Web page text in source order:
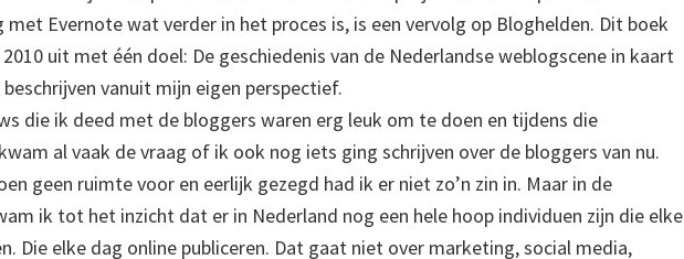
met Evernote wat verder in het proces is, is een vervolg op Bloghelden. Dit boek
uit met één doel: De geschiedenis van de Nederlandse weblogscene in kaart
beschrijven vanuit mijn eigen perspectief.
die ik deed met de bloggers waren erg leuk om te doen en tijdens die
al vaak de vraag of ik ook nog iets ging schrijven over de bloggers van nu.
geen ruimte voor en eerlijk gezegd had ik er niet zo’n zin in. Maar in de
ik tot het inzicht dat er in Nederland nog een hele hoop individuen zijn die elke
Die elke dag online publiceren. Dat gaat niet over marketing, social media,